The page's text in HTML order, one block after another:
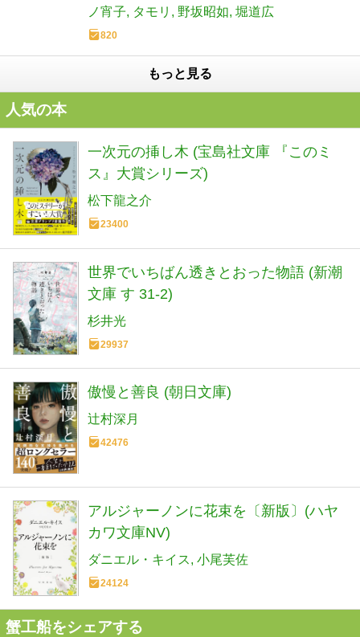
ノ宵子
タモリ 野坂昭如 堀道広
820
もっと見る
人気の本
一次元の挿し木 (宝島社文庫 『このミ
ス』大賞シリーズ)
松下龍之介
23400
世界でいちばん透きとおった物語 (新潮
文庫 す 31-2)
杉井光
29937
傲慢と善良 (朝日文庫)
辻村深月
42476
アルジャーノンに花束を〔新版〕(ハヤ
カワ文庫NV)
ダニエル・キイス 小尾芙佐
24124
蟹工船をシェアする